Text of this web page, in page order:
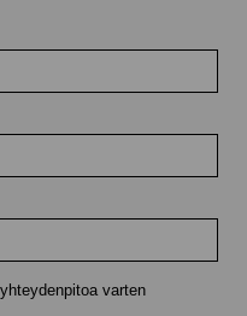
varten